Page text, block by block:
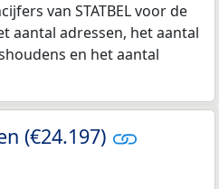
van STATBEL voor de
aantal adressen, het aantal
en het aantal
(€24.197)